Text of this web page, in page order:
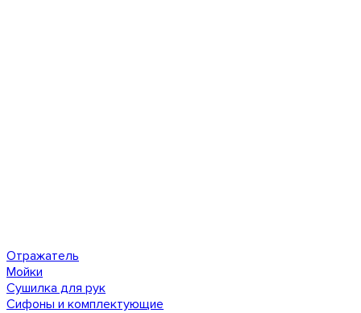
Отражатель
Мойки
Сушилка для рук
Сифоны и комплектующие